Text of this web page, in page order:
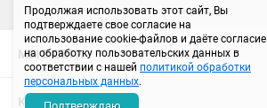
Продолжая использовать этот сайт, Вы
подтверждаете свое согласие на
использование cookie-файлов и даёте согласие
на обработку пользовательских данных в
соответствии с нашей политикой обработки
персональных данных.
наверх
МЫ В СЕТИ
КОНТАКТЫ